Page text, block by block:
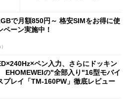
で月額850円～ 格安SIMをお得に使
ペーン実施中！
ペン入力、さらにドッキン
の"全部入り"16型モバイ
プレイ「TM-160PW」徹底レビュー